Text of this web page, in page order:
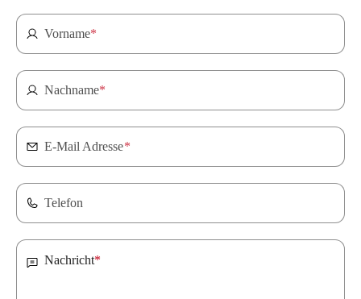
Vorname*
Nachname*
E-Mail Adresse*
Telefon
Nachricht*